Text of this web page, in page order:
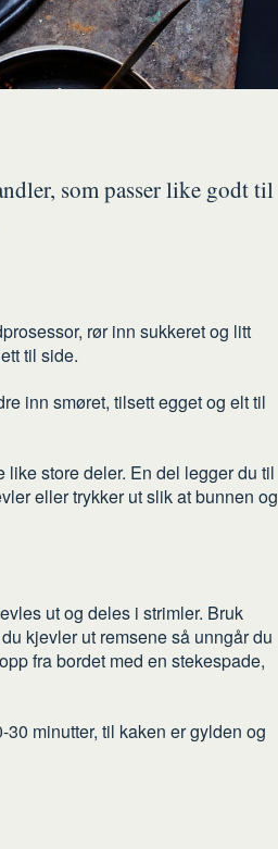
som passer like godt til
rør inn sukkeret og litt
til side.
inn smøret, tilsett egget og elt til
store deler. En del legger du til
eller trykker ut slik at bunnen og
ut og deles i strimler. Bruk
kjevler ut remsene så unngår du
fra bordet med en stekespade,
minutter, til kaken er gylden og